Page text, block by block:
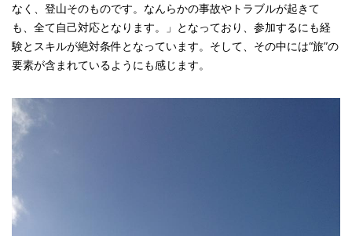
なく、登山そのものです。なんらかの事故やトラブルが起きて
も、全て自己対応となります。」となっており、参加するにも経
験とスキルが絶対条件となっています。そして、その中には“旅”の
要素が含まれているようにも感じます。